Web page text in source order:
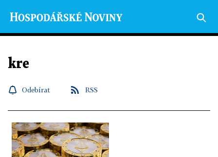
kre
Odebírat RSS